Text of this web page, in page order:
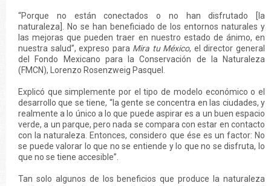
“Porque no están conectados o no han disfrutado [la
naturaleza]. No se han beneficiado de los entornos naturales y
las mejoras que pueden traer en nuestro estado de ánimo, en
nuestra salud”, expreso para Mira tu México, el director general
del Fondo Mexicano para la Conservación de la Naturaleza
(FMCN), Lorenzo Rosenzweig Pasquel.
Explicó que simplemente por el tipo de modelo económico o el
desarrollo que se tiene, “la gente se concentra en las ciudades, y
realmente a lo único a lo que puede aspirar es a un buen espacio
verde, a un parque, pero nada se compara con estar en contacto
con la naturaleza. Entonces, considero que ése es un factor: No
se puede valorar lo que no se entiende y lo que no se disfruta, lo
que no se tiene accesible”.
Tan solo algunos de los beneficios que produce la naturaleza